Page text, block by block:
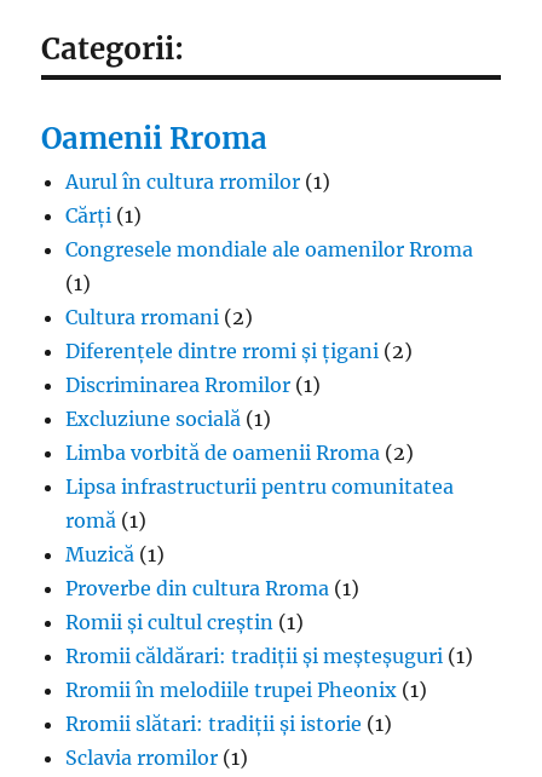
Categorii:
Oamenii Rroma
Aurul în cultura rromilor (1)
Cărți (1)
Congresele mondiale ale oamenilor Rroma
(1)
Cultura rromani (2)
Diferențele dintre rromi și țigani (2)
Discriminarea Rromilor (1)
Excluziune socială (1)
Limba vorbită de oamenii Rroma (2)
Lipsa infrastructurii pentru comunitatea
romă (1)
Muzică (1)
Proverbe din cultura Rroma (1)
Romii și cultul creștin (1)
Rromii căldărari: tradiții și meșteșuguri (1)
Rromii în melodiile trupei Pheonix (1)
Rromii slătari: tradiții și istorie (1)
Sclavia rromilor (1)